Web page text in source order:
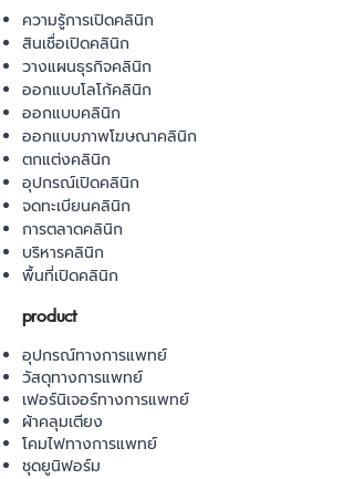
ความรู้การเปิดคลินิก
สินเชื่อเปิดคลินิก
วางแผนธุรกิจคลินิก
ออกแบบโลโก้คลินิก
ออกแบบคลินิก
ออกแบบภาพโฆษณาคลินิก
ตกแต่งคลินิก
อุปกรณ์เปิดคลินิก
จดทะเบียนคลินิก
การตลาดคลินิก
บริหารคลินิก
พื้นที่เปิดคลินิก
product
อุปกรณ์ทางการแพทย์
วัสดุทางการแพทย์
เฟอร์นิเจอร์ทางการแพทย์
ผ้าคลุมเตียง
โคมไฟทางการแพทย์
ชุดยูนิฟอร์ม